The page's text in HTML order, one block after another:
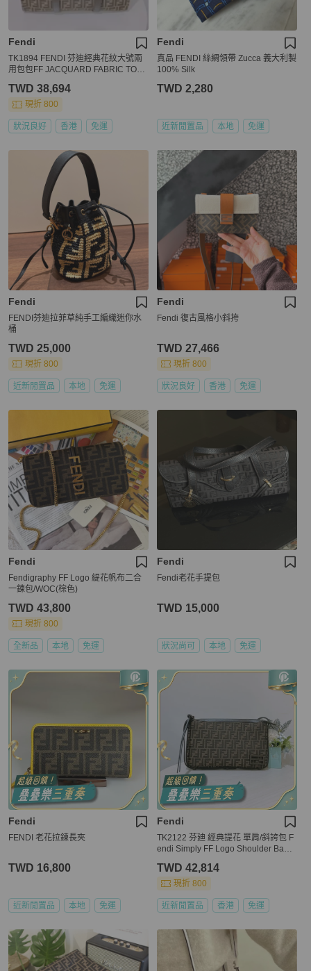
Fendi
TK1894 FENDI 芬迪經典花紋大號兩
用包包FF JACQUARD FABRIC TOTE
TWD 38,694
現折 800
狀況良好 香港 免運
Fendi
真品 FENDI 絲綢領帶 Zucca 義大利製
100% Silk
TWD 2,280
近新閒置品 本地 免運
Fendi
FENDI芬迪拉菲草純手工編織迷你水
桶
TWD 25,000
現折 800
近新閒置品 本地 免運
Fendi
Fendi 復古風格小斜挎
TWD 27,466
現折 800
狀況良好 香港 免運
Fendi
Fendigraphy FF Logo 緹花帆布二合
一鍊包/WOC(棕色)
TWD 43,800
現折 800
全新品 本地 免運
Fendi
Fendi老花手提包
TWD 15,000
狀況尚可 本地 免運
Fendi
FENDI 老花拉鍊長夾
TWD 16,800
近新閒置品 本地 免運
Fendi
TK2122 芬廸 經典提花 單肩/斜誇包 F
endi Simply FF Logo Shoulder Bag J
TWD 42,814
現折 800
近新閒置品 香港 免運